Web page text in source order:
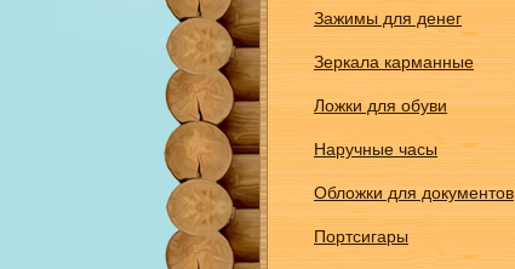
Зажимы для денег
Зеркала карманные
Ложки для обуви
Наручные часы
Обложки для документов
Портсигары